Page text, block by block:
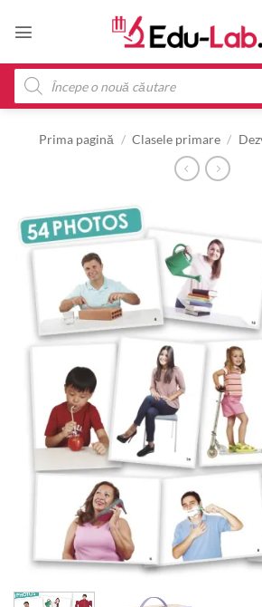
Products
search
Prima pagină / Clasele primare /